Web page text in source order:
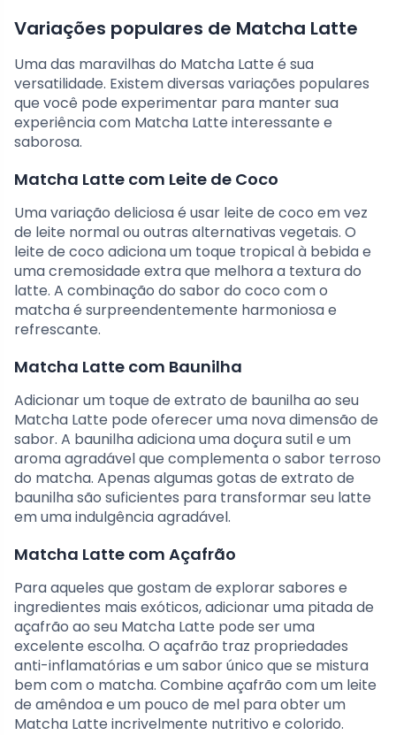
Variações populares de Matcha Latte
Uma das maravilhas do Matcha Latte é sua
versatilidade. Existem diversas variações populares
que você pode experimentar para manter sua
experiência com Matcha Latte interessante e
saborosa.
Matcha Latte com Leite de Coco
Uma variação deliciosa é usar leite de coco em vez
de leite normal ou outras alternativas vegetais. O
leite de coco adiciona um toque tropical à bebida e
uma cremosidade extra que melhora a textura do
latte. A combinação do sabor do coco com o
matcha é surpreendentemente harmoniosa e
refrescante.
Matcha Latte com Baunilha
Adicionar um toque de extrato de baunilha ao seu
Matcha Latte pode oferecer uma nova dimensão de
sabor. A baunilha adiciona uma doçura sutil e um
aroma agradável que complementa o sabor terroso
do matcha. Apenas algumas gotas de extrato de
baunilha são suficientes para transformar seu latte
em uma indulgência agradável.
Matcha Latte com Açafrão
Para aqueles que gostam de explorar sabores e
ingredientes mais exóticos, adicionar uma pitada de
açafrão ao seu Matcha Latte pode ser uma
excelente escolha. O açafrão traz propriedades
anti-inflamatórias e um sabor único que se mistura
bem com o matcha. Combine açafrão com um leite
de amêndoa e um pouco de mel para obter um
Matcha Latte incrivelmente nutritivo e colorido.